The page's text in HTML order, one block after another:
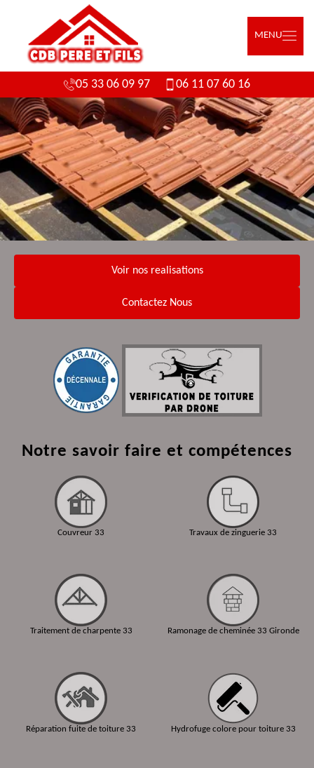
MENU
05 33 06 09 97 06 11 07 60 16
Voir nos realisations
Contactez Nous
Notre savoir faire et compétences
Couvreur 33
Traitement de charpente 33
Réparation fuite de toiture 33
Travaux de zinguerie 33
Ramonage de cheminée 33 Gironde
Hydrofuge colore pour toiture 33